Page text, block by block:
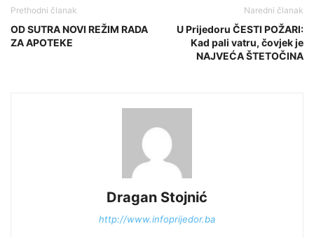
Prethodni članak
OD SUTRA NOVI REŽIM RADA
ZA APOTEKE
Naredni članak
U Prijedoru ČESTI POŽARI:
Kad pali vatru, čovjek je
NAJVEĆA ŠTETOČINA
Dragan Stojnić
http://www.infoprijedor.ba